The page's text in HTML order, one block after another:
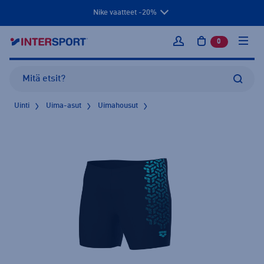
Nike vaatteet -20%
Kirjaudu sisään
0 tuotetta
Uinti Uima-asut Uimahousut